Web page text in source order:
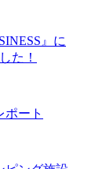
』に
た！
ポート